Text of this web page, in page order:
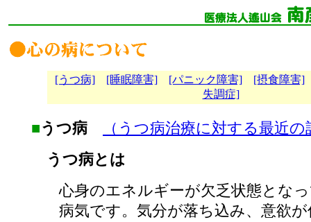
[うつ病] [睡眠障害] [パニック障害]
[摂食障害]
失調症]
■うつ病
（うつ病治療に対する最近の
うつ病とは
心身のエネルギーが欠乏状態とな
病気です。気分が落ち込み、意欲